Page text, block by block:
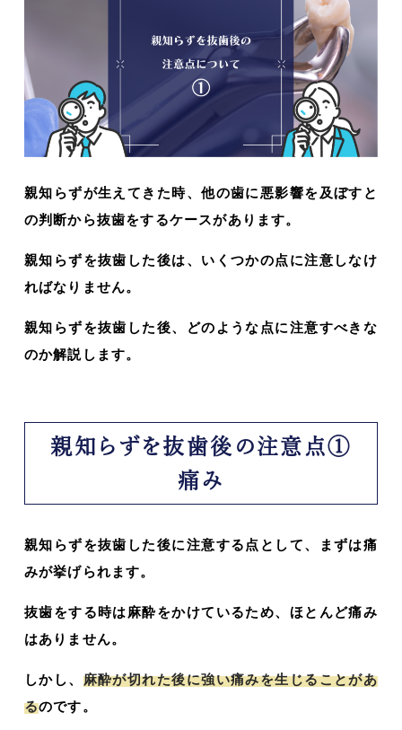
親知らずが生えてきた時、他の歯に悪影響を及ぼすと
の判断から抜歯をするケースがあります。
親知らずを抜歯した後は、いくつかの点に注意しなけ
ればなりません。
親知らずを抜歯した後、どのような点に注意すべきな
のか解説します。
親知らずを抜歯後の注意点①
痛み
親知らずを抜歯した後に注意する点として、まずは痛
みが挙げられます。
抜歯をする時は麻酔をかけているため、ほとんど痛み
はありません。
しかし、 麻酔が切れた後に強い痛みを生じることがあ
るのです。